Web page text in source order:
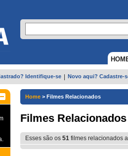
Identifique-se Novo aqui? Cadastre-
Home > Filmes Relacionados
Filmes Relacionados
Esses são os 51 filmes relacionados